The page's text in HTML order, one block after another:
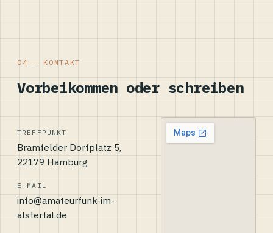
04 — KONTAKT
Vorbeikommen oder schreiben
TREFFPUNKT
Bramfelder Dorfplatz 5,
22179 Hamburg
E-MAIL
info@amateurfunk-im-
alstertal.de